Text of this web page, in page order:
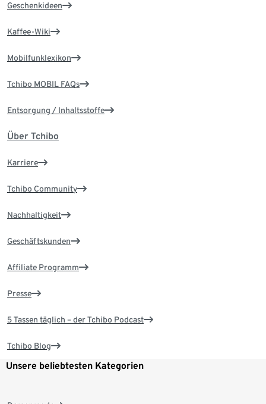
Geschenkideen
Kaffee-Wiki
Mobilfunklexikon
Tchibo MOBIL FAQs
Entsorgung / Inhaltsstoffe
Über Tchibo
Karriere
Tchibo Community
Nachhaltigkeit
Geschäftskunden
Affiliate Programm
Presse
5 Tassen täglich – der Tchibo Podcast
Tchibo Blog
Unsere beliebtesten Kategorien